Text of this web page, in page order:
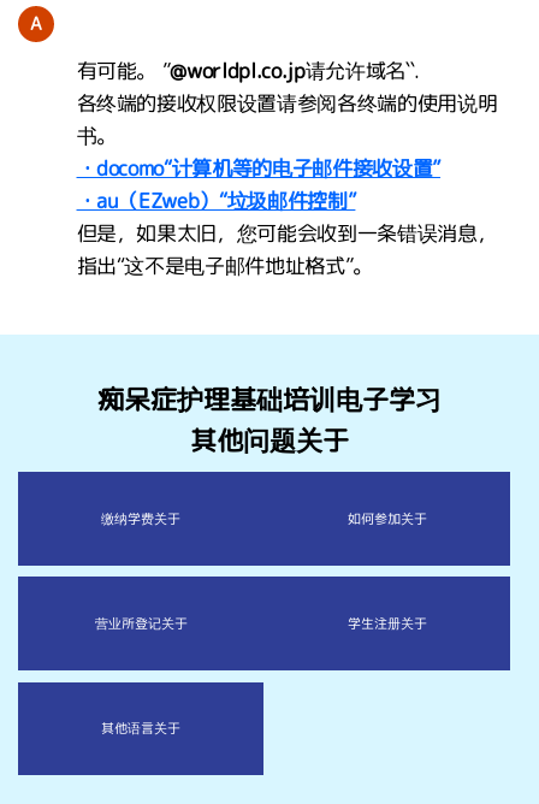
A
有可能。 ”@worldpl.co.jp请允许域名``.
各终端的接收权限设置请参阅各终端的使用说明
书。
・docomo“计算机等的电子邮件接收设置”
・au（EZweb）“垃圾邮件控制”
但是，如果太旧，您可能会收到一条错误消息，
指出“这不是电子邮件地址格式”。
痴呆症护理基础培训电子学习
其他问题关于
缴纳学费关于 如何参加关于
营业所登记关于 学生注册关于
其他语言关于